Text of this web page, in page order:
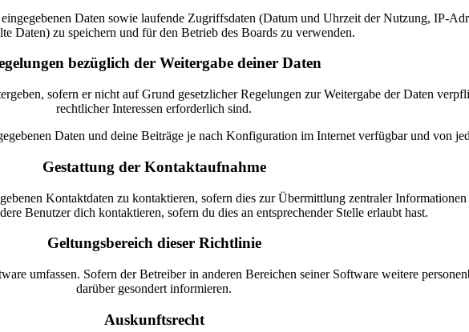
Daten sowie laufende Zugriffsdaten (Datum und Uhrzeit der Nutzung, IP-
Daten) zu speichern und für den Betrieb des Boards zu verwenden.
bezüglich der Weitergabe deiner Daten
sofern er nicht auf Grund gesetzlicher Regelungen zur Weitergabe der Daten
rechtlicher Interessen erforderlich sind.
Daten und deine Beiträge je nach Konfiguration im Internet verfügbar und von
Gestattung der Kontaktaufnahme
Kontaktdaten zu kontaktieren, sofern dies zur Übermittlung zentraler
Benutzer dich kontaktieren, sofern du dies an entsprechender Stelle erlaubt hast.
Geltungsbereich dieser Richtlinie
umfassen. Sofern der Betreiber in anderen Bereichen seiner Software weitere
darüber gesondert informieren.
Auskunftsrecht